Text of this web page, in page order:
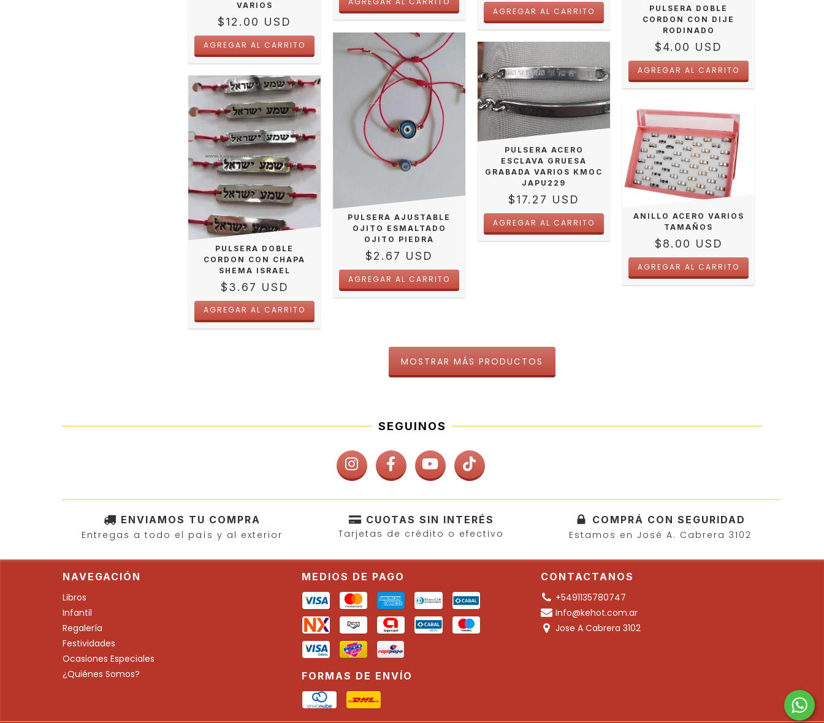
VARIOS
$12.00 USD
PULSERA DOBLE
CORDON CON DIJE
RODINADO
$4.00 USD
PULSERA DOBLE
CORDON CON CHAPA
SHEMA ISRAEL
$3.67 USD
PULSERA AJUSTABLE
OJITO ESMALTADO
OJITO PIEDRA
$2.67 USD
PULSERA ACERO
ESCLAVA GRUESA
GRABADA VARIOS KMOC
JAPU229
$17.27 USD
ANILLO ACERO VARIOS
TAMAÑOS
$8.00 USD
MOSTRAR MÁS PRODUCTOS
SEGUINOS
ENVIAMOS TU COMPRA
Entregas a todo el país y al exterior
CUOTAS SIN INTERÉS
Tarjetas de crédito o efectivo
COMPRÁ CON SEGURIDAD
Estamos en José A. Cabrera 3102
NAVEGACIÓN
Libros
Infantil
Regalería
Festividades
Ocasiones Especiales
¿Quiénes Somos?
MEDIOS DE PAGO
FORMAS DE ENVÍO
CONTACTANOS
+5491135780747
Info@kehot.com.ar
Jose A Cabrera 3102